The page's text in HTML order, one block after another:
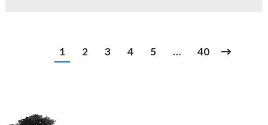
1 2 3 4 5 … 40